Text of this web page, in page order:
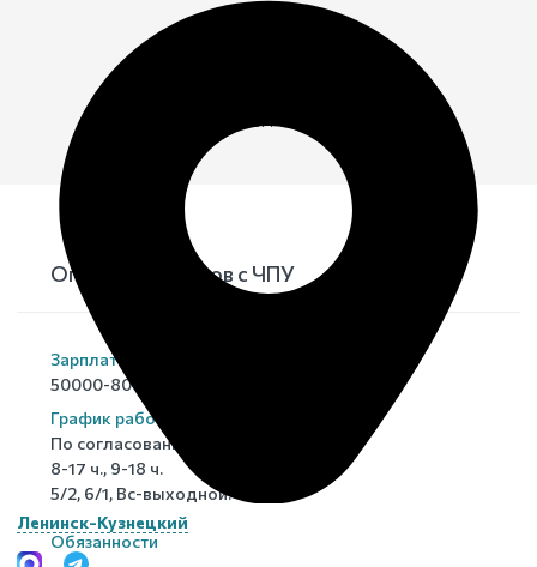
Ленинск-Кузнецкий
Оператор станков с ЧПУ
Зарплата
50000-80000 руб. руб.
График работы
По согласованию,
8-17 ч., 9-18 ч.
5/2, 6/1, Вс-выходной.
Обязанности